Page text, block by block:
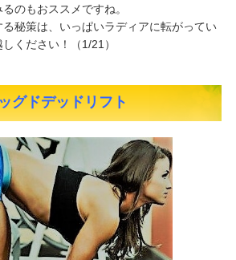
のもおススメですね。
秘策は、いっぱいラディアに転がってい
ください！（1/21）
グドデッドリフト